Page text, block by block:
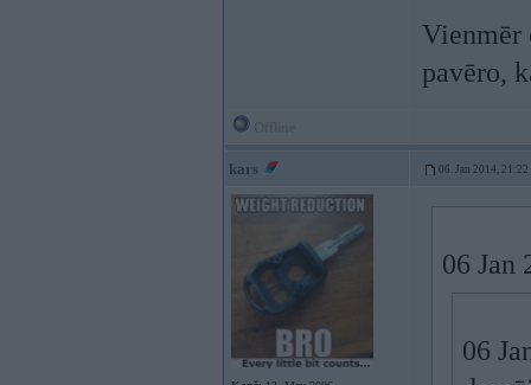
Vienmēr
pavēro,
kars 06. Jan 2014, 21:22
06 Jan
06